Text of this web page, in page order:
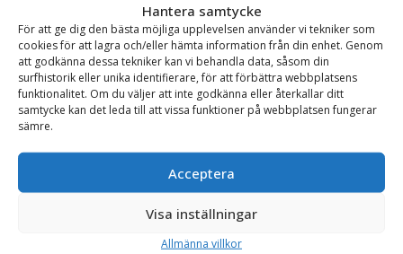
Hantera samtycke
För att ge dig den bästa möjliga upplevelsen använder vi tekniker som
cookies för att lagra och/eller hämta information från din enhet. Genom
att godkänna dessa tekniker kan vi behandla data, såsom din
surfhistorik eller unika identifierare, för att förbättra webbplatsens
funktionalitet. Om du väljer att inte godkänna eller återkallar ditt
samtycke kan det leda till att vissa funktioner på webbplatsen fungerar
sämre.
Acceptera
Visa inställningar
Allmänna villkor
Se alla produkter inom samma kategori
Hydrauliska Planeringsskopor